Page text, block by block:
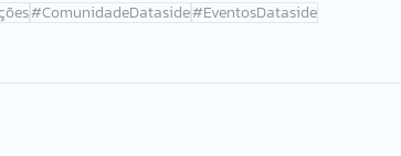
#ComunidadeDataside#EventosDataside